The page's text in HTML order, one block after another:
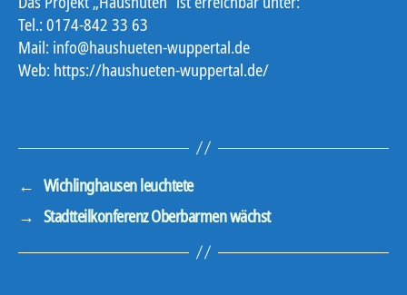
Tel.: 0174-842 33 63
Mail: info@haushueten-wuppertal.de
Web: https://haushueten-wuppertal.de/
← Wichlinghausen leuchtete
→ Stadtteilkonferenz Oberbarmen wächst